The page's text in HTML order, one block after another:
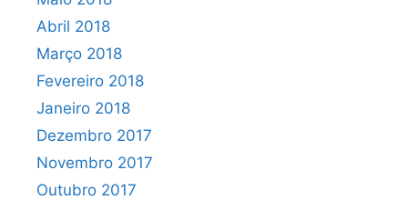
Abril 2018
Março 2018
Fevereiro 2018
Janeiro 2018
Dezembro 2017
Novembro 2017
Outubro 2017